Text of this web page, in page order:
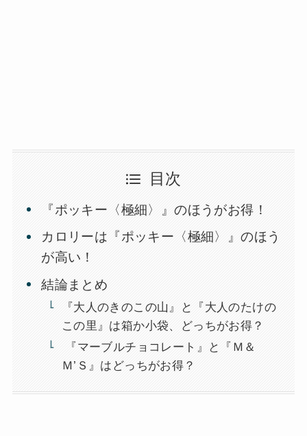
目次
『ポッキー〈極細〉』のほうがお得！
カロリーは『ポッキー〈極細〉』のほう
が高い！
結論まとめ
『大人のきのこの山』と『大人のたけの
この里』は箱か小袋、どっちがお得？
『マーブルチョコレート』と『Ｍ＆
Ｍ’Ｓ』はどっちがお得？